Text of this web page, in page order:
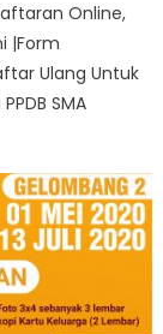
Online,
|Form
Ulang Untuk
SMA